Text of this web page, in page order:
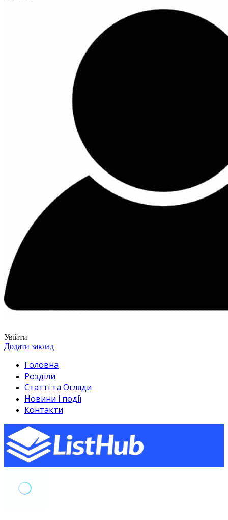
Увійти
Додати заклад
Головна
Розділи
Статті та Огляди
Новини і події
Контакти